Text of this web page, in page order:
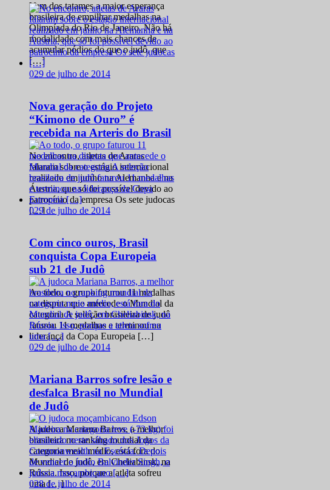
Vem dos tatames a maior esperança
brasileira de empilhar medalhas na
Olimpíada do Rio de Janeiro. Não há
modalidade com mais chances de
acumular pódios do que o judô, que
[…]
029 de julho de 2014
Nova geração do Projeto
“Kimono de Ouro” é
recebida na Arteris do Brasil
No encontro, atletas de Araras
falaram sobre o estágio internacional
realizado em junho na Alemanha e na
Áustria, que só foi possível devido ao
patrocínio da empresa Os sete judocas
[…]
029 de julho de 2014
Com cinco ouros, Brasil
conquista Copa Europeia
sub 21 de Judô
Ao todo, o grupo faturou 11 medalhas
na disputa que antecede o Mundial da
categoria A seleção brasileira de judô
faturou 11 medalhas e terminou na
liderança da Copa Europeia […]
029 de julho de 2014
Mariana Barros sofre lesão e
desfalca Brasil no Mundial
de Judô
A judoca Mariana Barros, a melhor
brasileira no ranking mundial da
categoria meio médio, está fora do
Mundial de judô, em Cheliabinsk, na
Rússia. Isso, porque a atleta sofreu
uma […]
028 de julho de 2014